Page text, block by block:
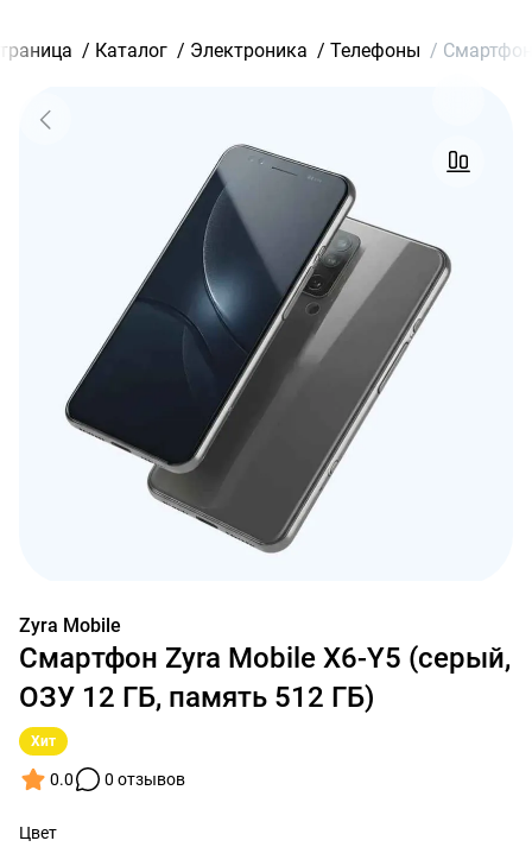
/ Каталог / Электроника / Телефоны /
Zyra Mobile
Смартфон Zyra Mobile X6-Y5 (серый,
ОЗУ 12 ГБ, память 512 ГБ)
Хит
0.0 0 отзывов
Цвет